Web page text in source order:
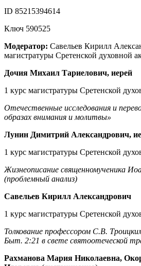
ID 85215394614
Ключ 590525
Модератор: Савельев Кирилл
магистратуры Сретенской духовной
Дочия Михаил Тариелович, иерей
1 курс магистратуры Сретенской
Отечественные исследования и
образах внимания и молитвы»
Лунин Димитрий Александрович,
1 курс магистратуры Сретенской
Жизнеописание священномученика
(проблемный анализ)
Савельев Кирилл Александрович
1 курс магистратуры Сретенской
Толкование профессором С.В.
Быт. 2:21 в свете святоотеческой
Рахманова Мария Николаевна,